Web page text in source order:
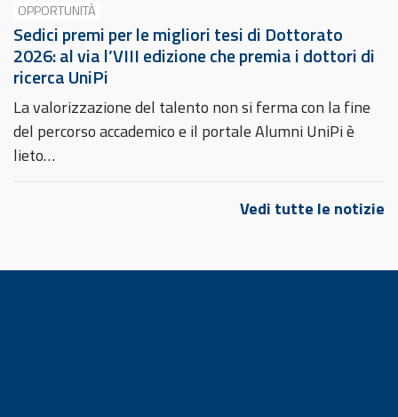
OPPORTUNITÀ
Sedici premi per le migliori tesi di Dottorato
2026: al via l’VIII edizione che premia i dottori di
ricerca UniPi
La valorizzazione del talento non si ferma con la fine
del percorso accademico e il portale Alumni UniPi è
lieto…
Vedi tutte le notizie